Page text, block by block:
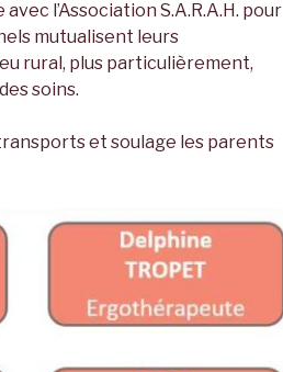
l’Association S.A.R.A.H. pour
mutualisent leurs
rural, plus particulièrement,
soins.
et soulage les parents